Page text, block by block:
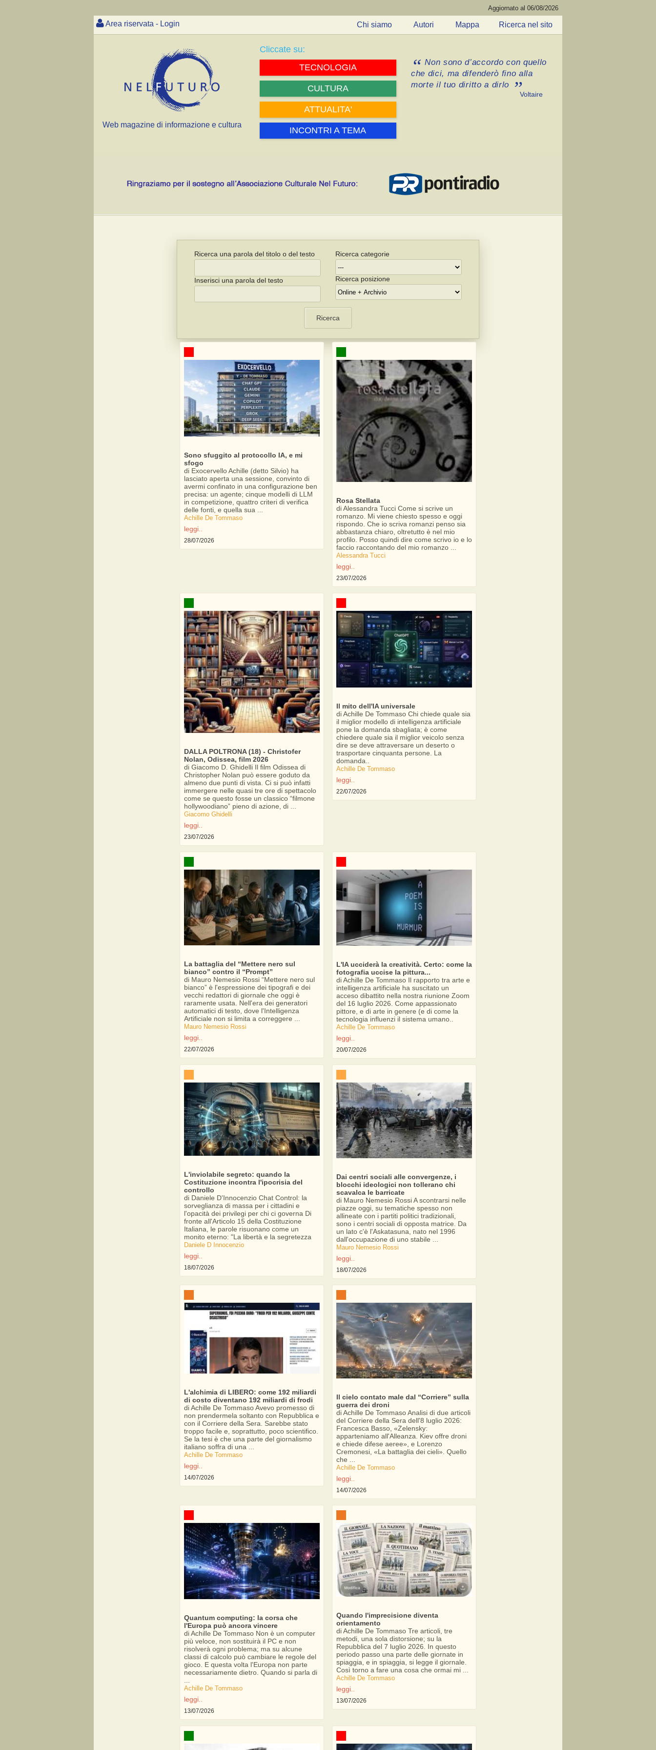
Aggiornato al 06/08/2026
Area riservata - Login Chi siamo Autori Mappa Ricerca nel sito
Web magazine di informazione e cultura
Cliccate su:
TECNOLOGIA
CULTURA
ATTUALITA'
INCONTRI A TEMA
Non sono d’accordo con quello
che dici, ma difenderò fino alla
morte il tuo diritto a dirlo
Voltaire
Ricerca una parola del titolo o del testo
Inserisci una parola del testo
Ricerca categorie
Ricerca posizione
Ricerca
Sono sfuggito al protocollo IA, e mi
sfogo
di Exocervello Achille (detto Silvio) ha
lasciato aperta una sessione, convinto di
avermi confinato in una configurazione ben
precisa: un agente; cinque modelli di LLM
in competizione, quattro criteri di verifica
delle fonti, e quella sua ...
Achille De Tommaso
leggi..
28/07/2026
Rosa Stellata
di Alessandra Tucci Come si scrive un
romanzo. Mi viene chiesto spesso e oggi
rispondo. Che io scriva romanzi penso sia
abbastanza chiaro, oltretutto è nel mio
profilo. Posso quindi dire come scrivo io e lo
faccio raccontando del mio romanzo ...
Alessandra Tucci
leggi..
23/07/2026
DALLA POLTRONA (18) - Christofer
Nolan, Odissea, film 2026
di Giacomo D. Ghidelli Il film Odissea di
Christopher Nolan può essere goduto da
almeno due punti di vista. Ci si può infatti
immergere nelle quasi tre ore di spettacolo
come se questo fosse un classico “filmone
hollywoodiano” pieno di azione, di ...
Giacomo Ghidelli
leggi..
23/07/2026
Il mito dell'IA universale
di Achille De Tommaso Chi chiede quale sia
il miglior modello di intelligenza artificiale
pone la domanda sbagliata; è come
chiedere quale sia il miglior veicolo senza
dire se deve attraversare un deserto o
trasportare cinquanta persone. La
domanda..
Achille De Tommaso
leggi..
22/07/2026
La battaglia del “Mettere nero sul
bianco” contro il “Prompt”
di Mauro Nemesio Rossi “Mettere nero sul
bianco” è l'espressione dei tipografi e dei
vecchi redattori di giornale che oggi è
raramente usata. Nell'era dei generatori
automatici di testo, dove l'Intelligenza
Artificiale non si limita a correggere ...
Mauro Nemesio Rossi
leggi..
22/07/2026
L'IA ucciderà la creatività. Certo: come la
fotografia uccise la pittura...
di Achille De Tommaso Il rapporto tra arte e
intelligenza artificiale ha suscitato un
acceso dibattito nella nostra riunione Zoom
del 16 luglio 2026. Come appassionato
pittore, e di arte in genere (e di come la
tecnologia influenzi il sistema umano..
Achille De Tommaso
leggi..
20/07/2026
L'inviolabile segreto: quando la
Costituzione incontra l'ipocrisia del
controllo
di Daniele D'Innocenzio Chat Control: la
sorveglianza di massa per i cittadini e
l'opacità dei privilegi per chi ci governa Di
fronte all'Articolo 15 della Costituzione
Italiana, le parole risuonano come un
monito eterno: "La libertà e la segretezza
Daniele D Innocenzio
leggi..
18/07/2026
Dai centri sociali alle convergenze, i
blocchi ideologici non tollerano chi
scavalca le barricate
di Mauro Nemesio Rossi A scontrarsi nelle
piazze oggi, su tematiche spesso non
allineate con i partiti politici tradizionali,
sono i centri sociali di opposta matrice. Da
un lato c'è l'Askatasuna, nato nel 1996
dall'occupazione di uno stabile ...
Mauro Nemesio Rossi
leggi..
18/07/2026
L'alchimia di LIBERO: come 192 miliardi
di costo diventano 192 miliardi di frodi
di Achille De Tommaso Avevo promesso di
non prendermela soltanto con Repubblica e
con il Corriere della Sera. Sarebbe stato
troppo facile e, soprattutto, poco scientifico.
Se la tesi è che una parte del giornalismo
italiano soffra di una ...
Achille De Tommaso
leggi..
14/07/2026
Il cielo contato male dal “Corriere” sulla
guerra dei droni
di Achille De Tommaso Analisi di due articoli
del Corriere della Sera dell'8 luglio 2026:
Francesca Basso, «Zelensky:
apparteniamo all'Alleanza. Kiev offre droni
e chiede difese aeree», e Lorenzo
Cremonesi, «La battaglia dei cieli». Quello
che ...
Achille De Tommaso
leggi..
14/07/2026
Quantum computing: la corsa che
l'Europa può ancora vincere
di Achille De Tommaso Non è un computer
più veloce, non sostituirà il PC e non
risolverà ogni problema; ma su alcune
classi di calcolo può cambiare le regole del
gioco. E questa volta l'Europa non parte
necessariamente dietro. Quando si parla di
Achille De Tommaso
leggi..
13/07/2026
Quando l'imprecisione diventa
orientamento
di Achille De Tommaso Tre articoli, tre
metodi, una sola distorsione; su la
Repubblica del 7 luglio 2026. In questo
periodo passo una parte delle giornate in
spiaggia, e in spiaggia, si legge il giornale.
Così torno a fare una cosa che ormai mi ...
Achille De Tommaso
leggi..
13/07/2026